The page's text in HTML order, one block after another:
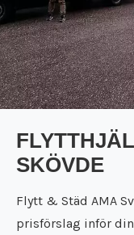
SKÖVDE
Flytt & Städ AMA
prisförslag inför